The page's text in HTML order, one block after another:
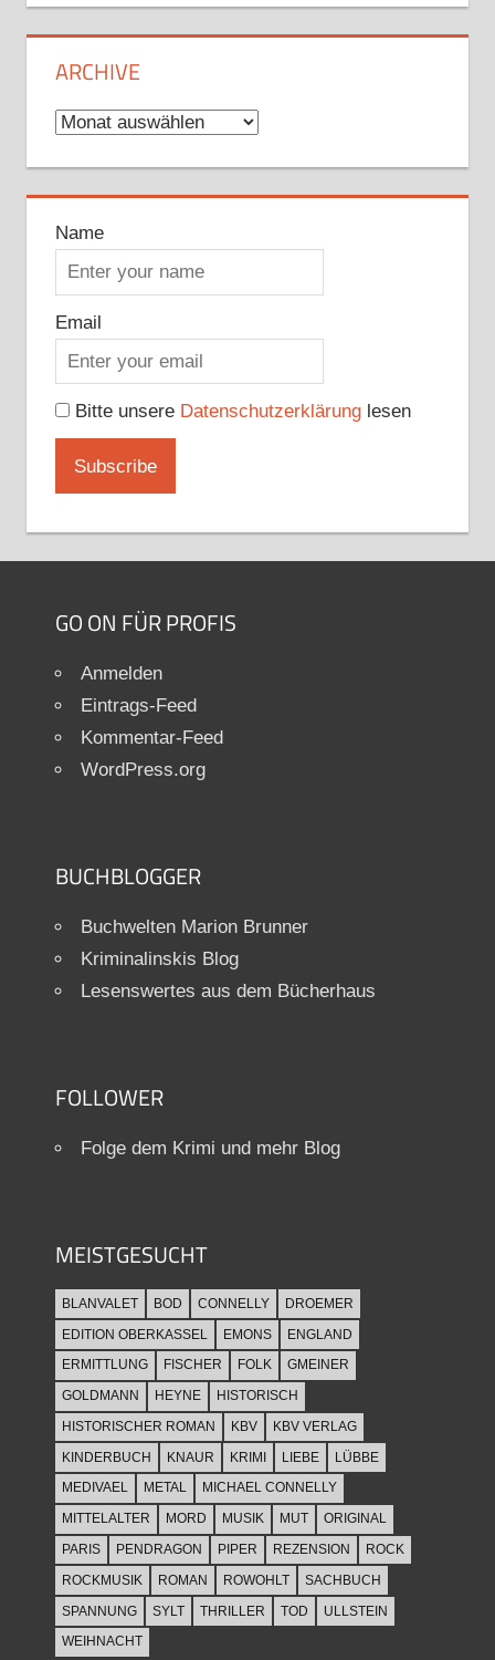
ARCHIVE
Archive
Name
Email
Bitte unsere Datenschutzerklärunglesen
GO ON FÜR PROFIS
Anmelden
Eintrags-Feed
Kommentar-Feed
WordPress.org
BUCHBLOGGER
Buchwelten Marion Brunner
Kriminalinskis Blog
Lesenswertes aus dem Bücherhaus
FOLLOWER
Folge dem Krimi und mehr Blog
MEISTGESUCHT
BLANVALET BOD CONNELLY
DROEMER
EDITION OBERKASSEL
EMONS
ENGLAND
ERMITTLUNG
FISCHER FOLK
GMEINER
GOLDMANN
HEYNE
HISTORISCH
HISTORISCHER ROMAN
KBV
KBV VERLAG
KINDERBUCH
KNAUR KRIMI LIEBE
LÜBBE
MEDIVAEL
METAL
MICHAEL CONNELLY
MITTELALTER
MORD MUSIK MUT
ORIGINAL
PARIS
PENDRAGON PIPER REZENSION
ROCK
ROCKMUSIK
ROMAN ROWOHLT
SACHBUCH
SPANNUNG
SYLT THRILLER TOD
ULLSTEIN
WEIHNACHT